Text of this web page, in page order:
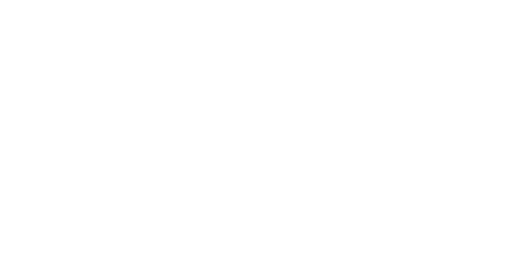
整个人性情大变，怪事接二
被一股令人发寒的疑惧笼罩——她对新生儿产生了不为人知的猜
，开启步入社会前的最后一场冒险，慕名报名了名为 “恶魔之口” 的偏远